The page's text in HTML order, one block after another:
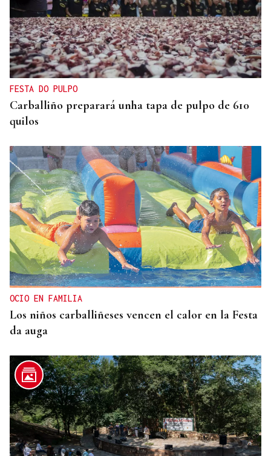
FESTA DO PULPO
Carballiño preparará unha tapa de pulpo de 610
quilos
OCIO EN FAMILIA
Los niños carballiñeses vencen el calor en la Festa
da auga